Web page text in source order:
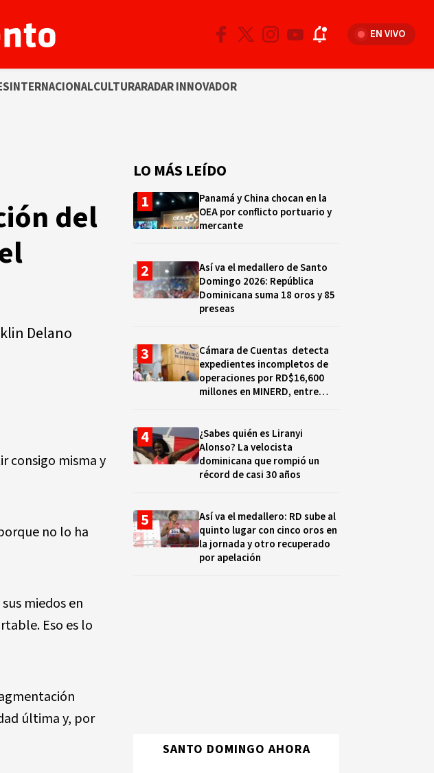
EN VIVO
INTERNACIONALCULTURARADAR INNOVADOR
del
Delano
consigo misma y
no lo ha
miedos en
Eso es lo
ón
última y, por
LO MÁS LEÍDO
Panamá y China chocan en la
OEA por conflicto portuario y
mercante
Así va el medallero de Santo
Domingo 2026: República
Dominicana suma 18 oros y 85
preseas
Cámara de Cuentas detecta
expedientes incompletos de
operaciones por RD$16,600
millones en MINERD, entre
¿Sabes quién es Liranyi
Alonso? La velocista
dominicana que rompió un
récord de casi 30 años
Así va el medallero: RD sube al
quinto lugar con cinco oros en
la jornada y otro recuperado
por apelación
SANTO DOMINGO AHORA